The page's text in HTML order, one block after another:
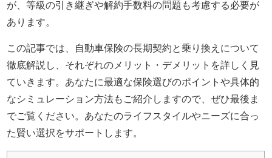
自動車事故の対応を行う。
自動車事故の場合には
が、等級の引き継ぎや解約手数料の問題も考慮する必要が
あります。
この記事では、自動車保険の長期契約と乗り換えについて
徹底解説し、それぞれのメリット・デメリットを詳しく見
ていきます。あなたに最適な保険選びのポイントや具体的
なシミュレーション方法もご紹介しますので、ぜひ最後ま
でご覧ください。あなたのライフスタイルやニーズに合っ
た賢い選択をサポートします。